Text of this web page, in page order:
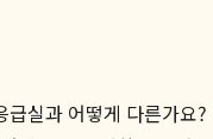
실과 어떻게 다른가요?